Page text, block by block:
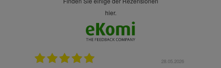
hier.
28.05.2026